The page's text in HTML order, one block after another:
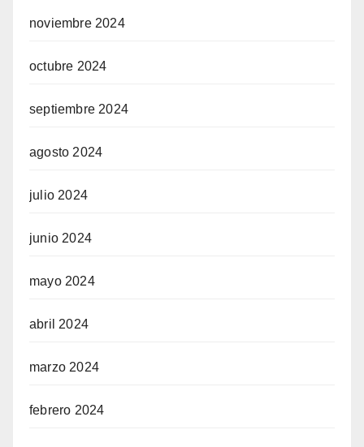
noviembre 2024
octubre 2024
septiembre 2024
agosto 2024
julio 2024
junio 2024
mayo 2024
abril 2024
marzo 2024
febrero 2024